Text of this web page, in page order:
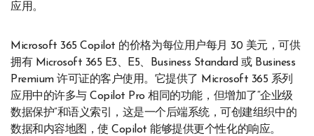
应用。
Microsoft 365 Copilot 的价格为每位用户每月 30 美元，可供
拥有 Microsoft 365 E3、E5、Business Standard 或 Business
Premium 许可证的客户使用。它提供了 Microsoft 365 系列
应用中的许多与 Copilot Pro 相同的功能，但增加了“企业级
数据保护”和语义索引，这是一个后端系统，可创建组织中的
数据和内容地图，使 Copilot 能够提供更个性化的响应。